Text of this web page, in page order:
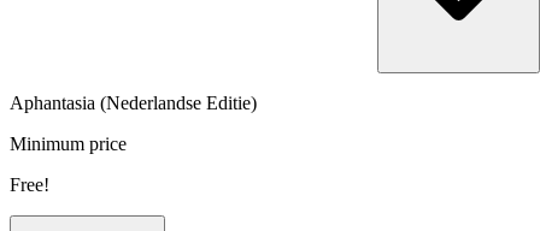
Aphantasia (Nederlandse Editie)
Minimum price
Free!